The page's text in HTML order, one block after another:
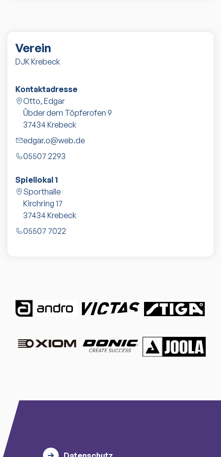
Verein
DJK Krebeck
Kontaktadresse
Otto, Edgar
Übder dem Töpferofen 9
37434 Krebeck
edgar.o@web.de
05507 2293
Spiellokal 1
Sporthalle
Kirchring 17
37434 Krebeck
05507 7022